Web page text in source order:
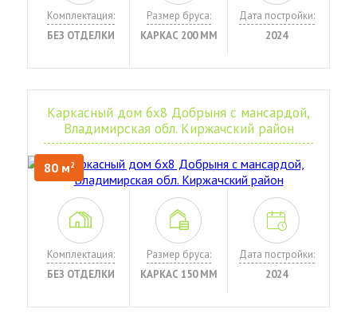
Комплектация:
БЕЗ ОТДЕЛКИ
Размер бруса:
КАРКАС 200 ММ
Дата постройки:
2024
Каркасный дом 6х8 Добрыня с мансардой,
Владимирская обл. Киржачский район
80 м2
Комплектация:
БЕЗ ОТДЕЛКИ
Размер бруса:
КАРКАС 150 ММ
Дата постройки:
2024